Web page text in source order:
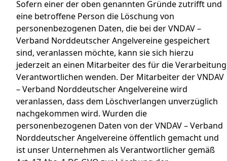
Sofern einer der oben genannten Gründe zutrifft und
eine betroffene Person die Löschung von
personenbezogenen Daten, die bei der VNDAV –
Verband Norddeutscher Angelvereine gespeichert
sind, veranlassen möchte, kann sie sich hierzu
jederzeit an einen Mitarbeiter des für die Verarbeitung
Verantwortlichen wenden. Der Mitarbeiter der VNDAV
– Verband Norddeutscher Angelvereine wird
veranlassen, dass dem Löschverlangen unverzüglich
nachgekommen wird. Wurden die
personenbezogenen Daten von der VNDAV – Verband
Norddeutscher Angelvereine öffentlich gemacht und
ist unser Unternehmen als Verantwortlicher gemäß